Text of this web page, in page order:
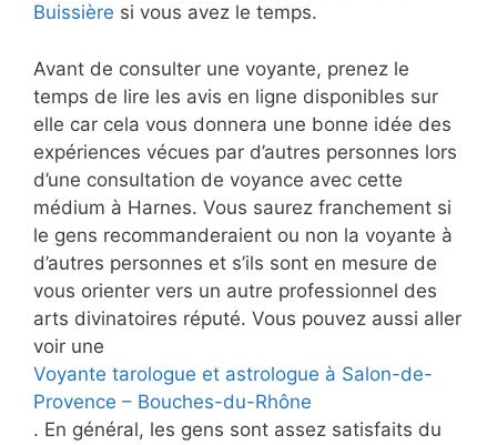
Buissière si vous avez le temps.
Avant de consulter une voyante, prenez le
temps de lire les avis en ligne disponibles sur
elle car cela vous donnera une bonne idée des
expériences vécues par d’autres personnes lors
d’une consultation de voyance avec cette
médium à Harnes. Vous saurez franchement si
le gens recommanderaient ou non la voyante à
d’autres personnes et s’ils sont en mesure de
vous orienter vers un autre professionnel des
arts divinatoires réputé. Vous pouvez aussi aller
voir une
Voyante tarologue et astrologue à Salon-de-
Provence – Bouches-du-Rhône
. En général, les gens sont assez satisfaits du